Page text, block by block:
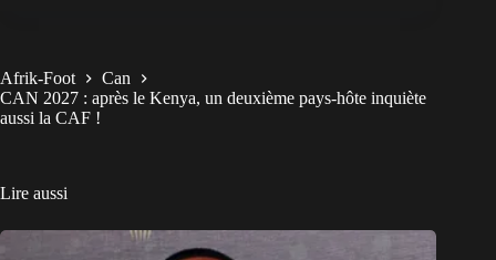
Afrik-Foot
Can
CAN 2027 : après le Kenya, un deuxième pays-hôte inquiète
aussi la CAF !
Lire aussi